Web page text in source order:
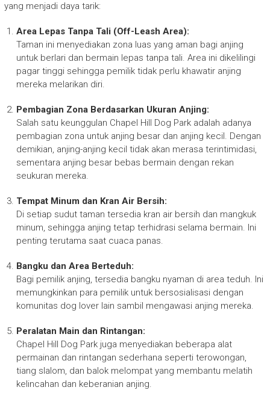
yang menjadi daya tarik:
Area Lepas Tanpa Tali (Off-Leash Area):
Taman ini menyediakan zona luas yang aman bagi anjing
untuk berlari dan bermain lepas tanpa tali. Area ini dikelilingi
pagar tinggi sehingga pemilik tidak perlu khawatir anjing
mereka melarikan diri.
Pembagian Zona Berdasarkan Ukuran Anjing:
Salah satu keunggulan Chapel Hill Dog Park adalah adanya
pembagian zona untuk anjing besar dan anjing kecil. Dengan
demikian, anjing-anjing kecil tidak akan merasa terintimidasi,
sementara anjing besar bebas bermain dengan rekan
seukuran mereka.
Tempat Minum dan Kran Air Bersih:
Di setiap sudut taman tersedia kran air bersih dan mangkuk
minum, sehingga anjing tetap terhidrasi selama bermain. Ini
penting terutama saat cuaca panas.
Bangku dan Area Berteduh:
Bagi pemilik anjing, tersedia bangku nyaman di area teduh. Ini
memungkinkan para pemilik untuk bersosialisasi dengan
komunitas dog lover lain sambil mengawasi anjing mereka.
Peralatan Main dan Rintangan:
Chapel Hill Dog Park juga menyediakan beberapa alat
permainan dan rintangan sederhana seperti terowongan,
tiang slalom, dan balok melompat yang membantu melatih
kelincahan dan keberanian anjing.